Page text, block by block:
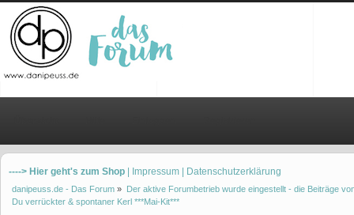
----> Hier geht's zum Shop | Impressum | Datenschutzerklärung
danipeuss.de - Das Forum » Der aktive Forumbetrieb wurde eingestellt - die Beiträge
Du verrückter & spontaner Kerl ***Mai-Kit***